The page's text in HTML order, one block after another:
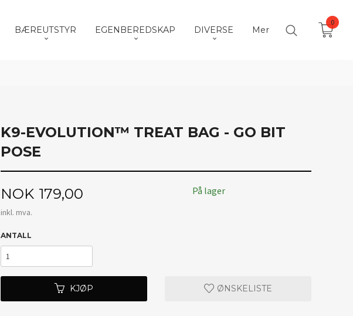
BÆREUTSTYR EGENBEREDSKAP DIVERSE Mer
0
K9-EVOLUTION™ TREAT BAG - GO BIT
POSE
Pris
NOK 179,00
inkl. mva.
På lager
ANTALL
KJØP ØNSKELISTE